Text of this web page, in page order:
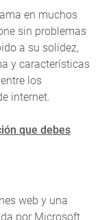
en muchos
sin problemas
a su solidez,
y características
los
internet.
que debes
web y una
por Microsoft